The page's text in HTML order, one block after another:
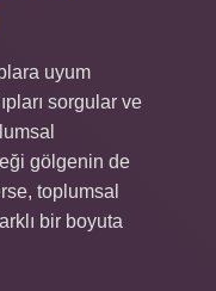
uyum
sorgular ve
gölgenin de
toplumsal
bir boyuta